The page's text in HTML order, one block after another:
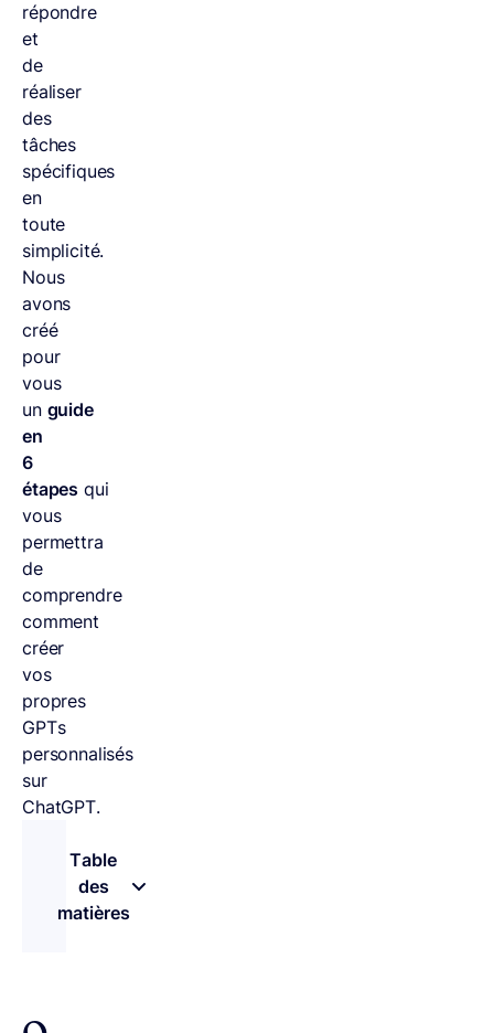
répondre
et
de
réaliser
des
tâches
spécifiques
en
toute
simplicité.
Nous
avons
créé
pour
vous
un guide
en
6
étapes qui
vous
permettra
de
comprendre
comment
créer
vos
propres
GPTs
personnalisés
sur
ChatGPT.
Table
des
matières